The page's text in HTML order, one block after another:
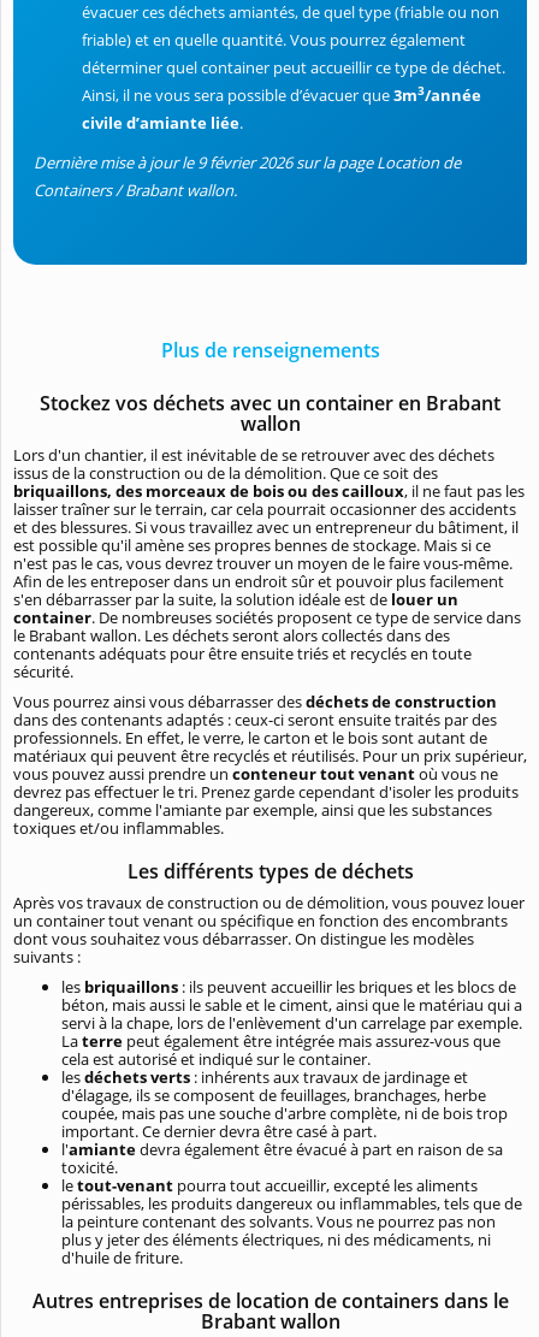
évacuer ces déchets amiantés, de quel type (friable ou non
friable) et en quelle quantité. Vous pourrez également
déterminer quel container peut accueillir ce type de déchet.
Ainsi, il ne vous sera possible d’évacuer que3m3/année
civile d’amiante liée.
Dernière mise à jour le 9 février 2026 sur la page Location de
Containers / Brabant wallon.
Plus de renseignements
Stockez vos déchets avec un container en Brabant
wallon
Lors d'un chantier, il est inévitable de se retrouver avec des déchets
issus de la construction ou de la démolition. Que ce soit des
briquaillons, des morceaux de bois ou des cailloux, il ne faut pas les
laisser traîner sur le terrain, car cela pourrait occasionner des accidents
et des blessures. Si vous travaillez avec un entrepreneur du bâtiment, il
est possible qu'il amène ses propres bennes de stockage. Mais si ce
n'est pas le cas, vous devrez trouver un moyen de le faire vous-même.
Afin de les entreposer dans un endroit sûr et pouvoir plus facilement
s'en débarrasser par la suite, la solution idéale est de louer un
container. De nombreuses sociétés proposent ce type de service dans
le Brabant wallon. Les déchets seront alors collectés dans des
contenants adéquats pour être ensuite triés et recyclés en toute
sécurité.
Vous pourrez ainsi vous débarrasser desdéchets de construction
dans des contenants adaptés : ceux-ci seront ensuite traités par des
professionnels. En effet, le verre, le carton et le bois sont autant de
matériaux qui peuvent être recyclés et réutilisés. Pour un prix supérieur,
vous pouvez aussi prendre un conteneur tout venantoù vous ne
devrez pas effectuer le tri. Prenez garde cependant d'isoler les produits
dangereux, comme l'amiante par exemple, ainsi que les substances
toxiques et/ou inflammables.
Les différents types de déchets
Après vos travaux de construction ou de démolition, vous pouvez louer
un container tout venant ou spécifique en fonction des encombrants
dont vous souhaitez vous débarrasser. On distingue les modèles
suivants :
les briquaillons : ils peuvent accueillir les briques et les blocs de
béton, mais aussi le sable et le ciment, ainsi que le matériau qui a
servi à la chape, lors de l'enlèvement d'un carrelage par exemple.
Laterre peut également être intégrée mais assurez-vous que
cela est autorisé et indiqué sur le container.
lesdéchets verts : inhérents aux travaux de jardinage et
d'élagage, ils se composent de feuillages, branchages, herbe
coupée, mais pas une souche d'arbre complète, ni de bois trop
important. Ce dernier devra être casé à part.
l'amiantedevra également être évacué à part en raison de sa
toxicité.
letout-venant pourra tout accueillir, excepté les aliments
périssables, les produits dangereux ou inflammables, tels que de
la peinture contenant des solvants. Vous ne pourrez pas non
plus y jeter des éléments électriques, ni des médicaments, ni
d'huile de friture.
Autres entreprises de location de containers dans le
Brabant wallon